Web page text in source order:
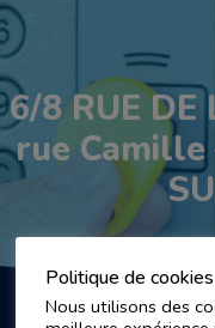
6/8 RUE DE
rue Camille
Politique de cookies
Nous utilisons des